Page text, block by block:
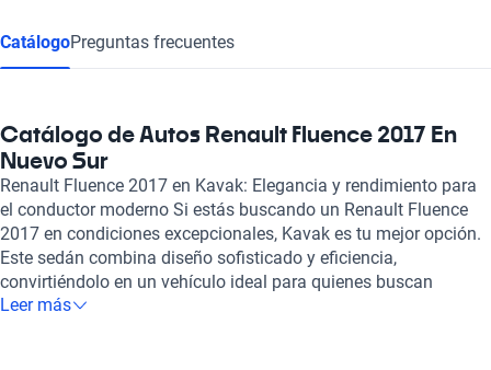
CatálogoPreguntas frecuentes
Catálogo de Autos Renault Fluence 2017 En
Nuevo Sur
Renault Fluence 2017 en Kavak: Elegancia y rendimiento para
el conductor moderno Si estás buscando un Renault Fluence
2017 en condiciones excepcionales, Kavak es tu mejor opción.
Este sedán combina diseño sofisticado y eficiencia,
convirtiéndolo en un vehículo ideal para quienes buscan
confort y estilo. Equipado con un motor de 2.0 litros y 140
Leer más